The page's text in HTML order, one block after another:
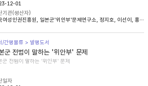
12-01
기관(생산자)
한국여성인권진흥원, 일본군'위안부'문제연구소, 정지호, 이선이, 홍영미, 김승래
/간행물류 > 발행도서
군 전범이 말하는 '위안부' 문제
군 전범이 말하는 '위안부' 문제
일자